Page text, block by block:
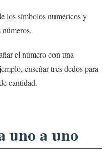
los símbolos numéricos y
el número con una
enseñar tres dedos para
cantidad.
uno a uno